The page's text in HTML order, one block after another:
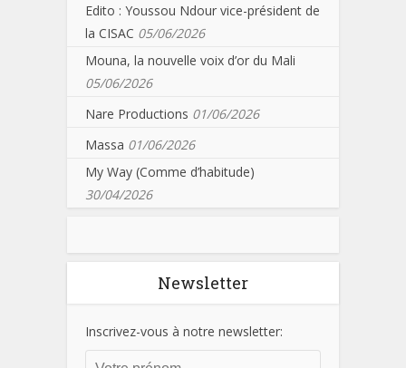
Edito : Youssou Ndour vice-président de
la CISAC 05/06/2026
Mouna, la nouvelle voix d’or du Mali
05/06/2026
Nare Productions 01/06/2026
Massa 01/06/2026
My Way (Comme d’habitude)
30/04/2026
Newsletter
Inscrivez-vous à notre newsletter: